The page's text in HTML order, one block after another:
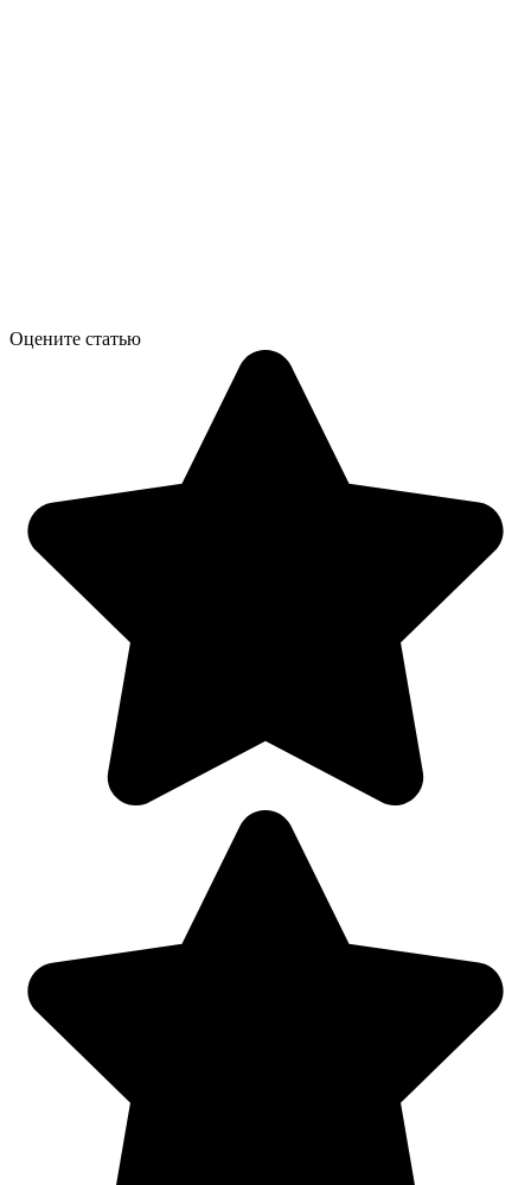
Оцените статью